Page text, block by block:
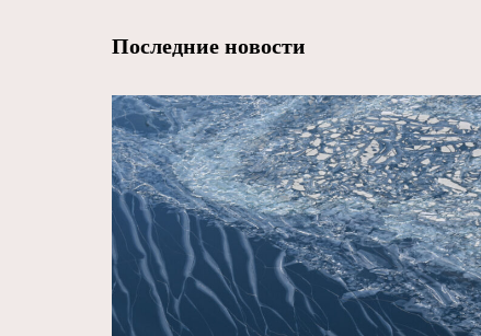
Последние новости